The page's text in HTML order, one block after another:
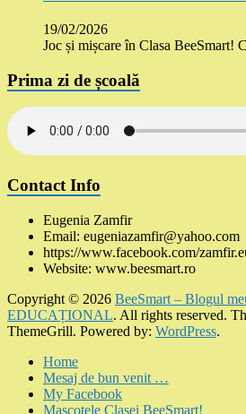
19/02/2026
Joc și mișcare în Clasa BeeSmart!
Prima zi de școală
Contact Info
Eugenia Zamfir
Email: eugeniazamfir@yahoo.com
https://www.facebook.com/
Website: www.beesmart.ro
Copyright © 2026 BeeSmart – Blogul
EDUCAȚIONAL. All rights reserved.
ThemeGrill. Powered by: WordPress.
Home
Mesaj de bun venit …
My Facebook
Mascotele Clasei BeeSmart!